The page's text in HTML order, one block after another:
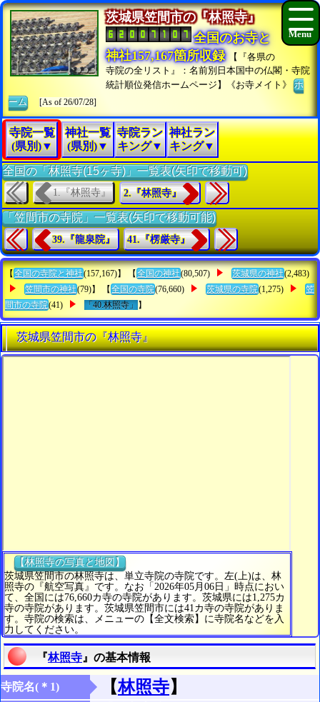
茨城県笠間市の『林照寺』
全国のお寺と
神社157,167箇所収録
【『各県の
寺院の全リスト』：名前別日本国中の仏閣・寺院
統計順位発信ホームページ】《お寺メイト》ホ
ーム
[As of 26/07/28]
寺院一覧
(県別)▼
神社一覧
(県別)▼
寺院ラン
キング▼
神社ラン
キング▼
全国の「林照寺(15ヶ寺)」一覧表(矢印で移動可)
1.『林照寺』 2.『林照寺』
「笠間市の寺院」一覧表(矢印で移動可能)
39.『龍泉院』 41.『楞厳寺』
【 全国の寺院と神社(157,167)】 【 全国の神社(80,507) 茨城県の神社(2,483)
笠間市の神社(79)】 【 全国の寺院(76,660) 茨城県の寺院(1,275)
笠
間市の寺院(41) 「40.林照寺」 】
茨城県笠間市の『林照寺』
【林照寺の写真と地図】
茨城県笠間市の林照寺は、単立寺院の寺院です。左(上)は、林
照寺の『航空写真』です。なお「2026年05月06日」時点におい
て、全国には76,660カ寺の寺院があります。茨城県には1,275カ
寺の寺院があります。茨城県笠間市には41カ寺の寺院がありま
す。寺院の検索は、メニューの【全文検索】に寺院名などを入
力してください。
『林照寺 』の基本情報
寺院名(＊1) 【林照寺】